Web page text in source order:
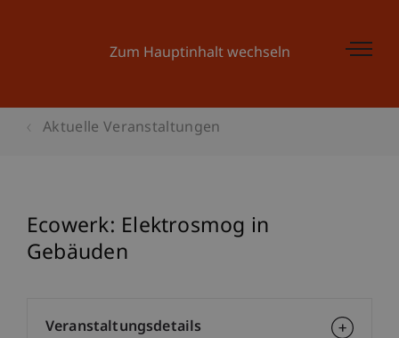
Zum Hauptinhalt wechseln
Aktuelle Veranstaltungen
Ecowerk: Elektrosmog in
Gebäuden
Veranstaltungsdetails